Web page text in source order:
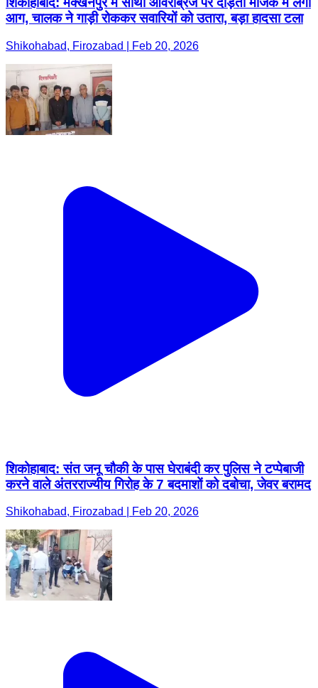
आग, चालक ने गाड़ी रोककर सवारियों को उतारा, बड़ा हादसा टला
Shikohabad, Firozabad | Feb 20, 2026
शिकोहाबाद: संत जनू चौकी के पास घेराबंदी कर पुलिस ने टप्पेबाजी
करने वाले अंतरराज्यीय गिरोह के 7 बदमाशों को दबोचा, जेवर बरामद
Shikohabad, Firozabad | Feb 20, 2026